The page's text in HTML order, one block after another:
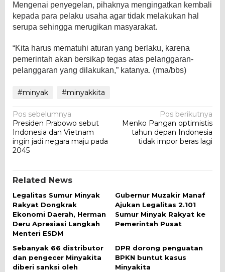
Mengenai penyegelan, pihaknya mengingatkan kembali
kepada para pelaku usaha agar tidak melakukan hal
serupa sehingga merugikan masyarakat.
“Kita harus mematuhi aturan yang berlaku, karena
pemerintah akan bersikap tegas atas pelanggaran-
pelanggaran yang dilakukan,” katanya. (rma/bbs)
#minyak #minyakkita
Navigasi
pos
Pos sebelumnya
Presiden Prabowo sebut
Indonesia dan Vietnam
ingin jadi negara maju pada
2045
Pos berikutnya
Menko Pangan optimistis
tahun depan Indonesia
tidak impor beras lagi
Related News
Legalitas Sumur Minyak
Rakyat Dongkrak
Ekonomi Daerah, Herman
Deru Apresiasi Langkah
Menteri ESDM
Gubernur Muzakir Manaf
Ajukan Legalitas 2.101
Sumur Minyak Rakyat ke
Pemerintah Pusat
Sebanyak 66 distributor
dan pengecer Minyakita
diberi sanksi oleh
DPR dorong penguatan
BPKN buntut kasus
Minyakita